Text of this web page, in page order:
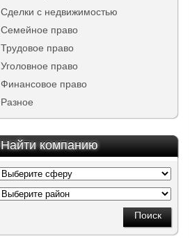
Сделки с недвижимостью
Семейное право
Трудовое право
Уголовное право
Финансовое право
Разное
Найти компанию